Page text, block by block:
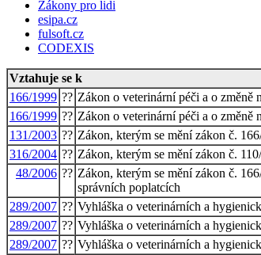
Zákony pro lidi
esipa.cz
fulsoft.cz
CODEXIS
Vztahuje se k
166/1999 ?? Zákon o veterinární péči a o změně
166/1999 ?? Zákon o veterinární péči a o změně
131/2003 ?? Zákon, kterým se mění zákon č.
316/2004 ?? Zákon, kterým se mění zákon č.
48/2006 ?? Zákon, kterým se mění zákon č.
správních poplatcích
289/2007 ?? Vyhláška o veterinárních a
289/2007 ?? Vyhláška o veterinárních a
289/2007 ?? Vyhláška o veterinárních a